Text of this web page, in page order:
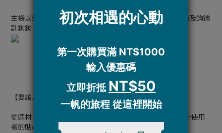
主袋以外，還有1格拉鍊內袋1格小袋，1大格貼袋，水壺袋及鉤鑰
匙鉤鉤
【要讓人感受到帆布包的溫度】
從選材、車縫、五金、袋型及內袋配置，每個細節都來自對使用
者的貼心，帆布包也有了暖心的溫度。